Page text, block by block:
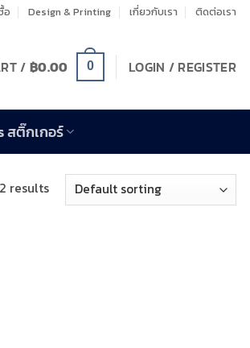
อ Design & Printing เกี่ยวกับเรา ติดต่อเรา
/฿0.00 0 LOGIN / REGISTER
สติ๊กเกอร์
results